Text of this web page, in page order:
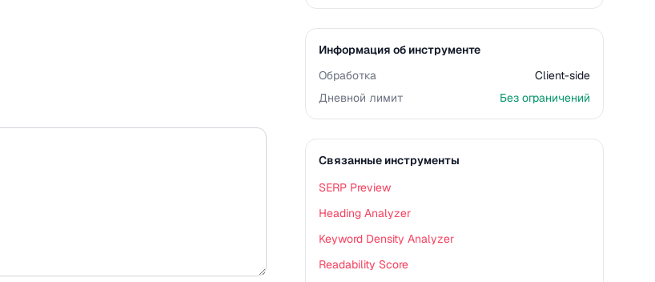
Информация об инструменте
Обработка
Client-side
Дневной лимит
Без ограничений
Связанные инструменты
SERP Preview
Heading Analyzer
Keyword Density Analyzer
Readability Score